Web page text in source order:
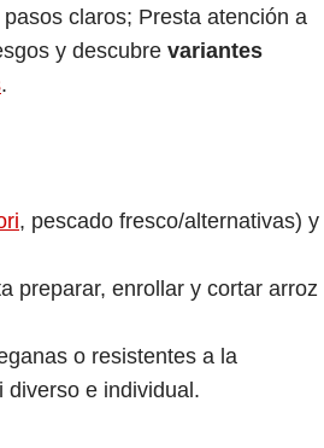
claros; Presta atención a
y descubre variantes
.
, pescado fresco/alternativas) y
preparar, enrollar y cortar arroz
o resistentes a la
diverso e individual.